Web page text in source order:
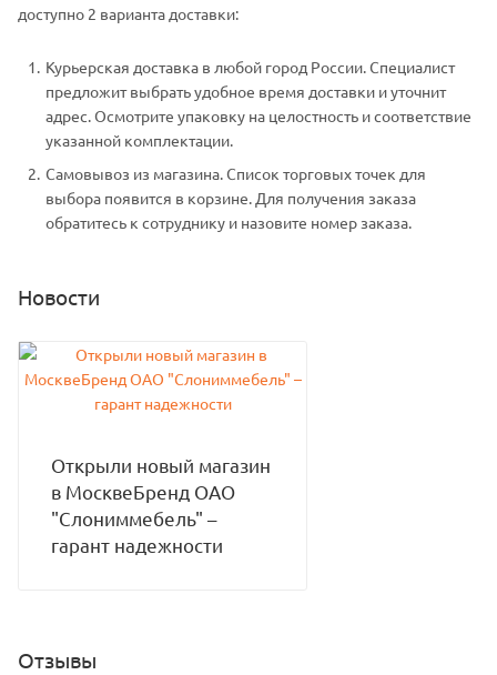
доступно 2 варианта доставки:
Курьерская доставка в любой город России. Специалист
предложит выбрать удобное время доставки и уточнит
адрес. Осмотрите упаковку на целостность и соответствие
указанной комплектации.
Самовывоз из магазина. Список торговых точек для
выбора появится в корзине. Для получения заказа
обратитесь к сотруднику и назовите номер заказа.
Новости
Открыли новый магазин
в МосквеБренд ОАО
"Слониммебель" –
гарант надежности
Отзывы